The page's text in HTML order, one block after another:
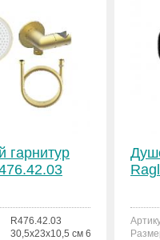
гарнитур
R476.42.03
30,5x23x10,5 см 6936763300597